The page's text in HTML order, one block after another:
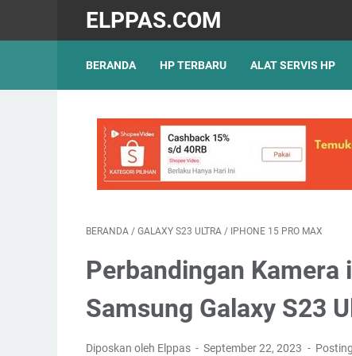
ELPPAS.COM
BERANDA HP TERBARU ALAT SERVIS HP
BERANDA / GALAXY S23 ULTRA / IPHONE 15 PRO MAX
Perbandingan Kamera
Samsung Galaxy S23
Diposkan oleh Elppas September 22, 2023